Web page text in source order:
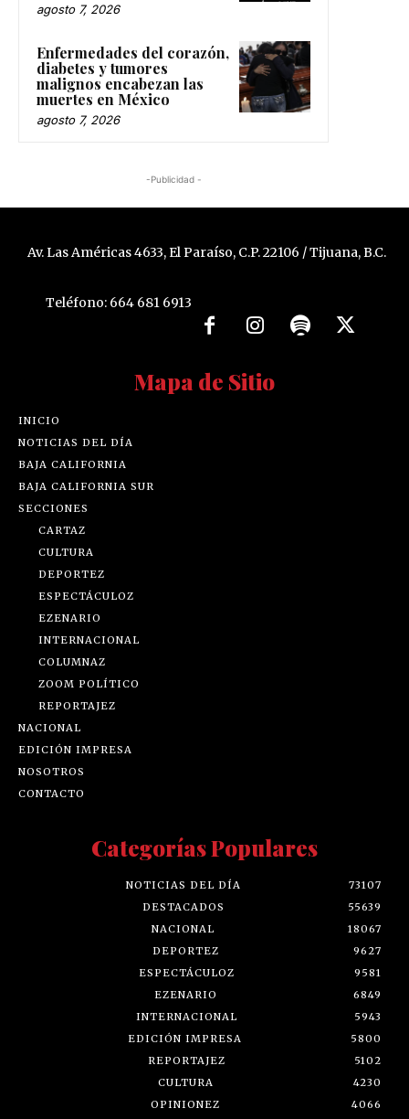
agosto 7, 2026
Enfermedades del corazón,
diabetes y tumores
malignos encabezan las
muertes en México
agosto 7, 2026
-Publicidad -
Av. Las Américas 4633, El Paraíso, C.P. 22106 / Tijuana, B.C.
Teléfono: 664 681 6913
Mapa de Sitio
INICIO
NOTICIAS DEL DÍA
BAJA CALIFORNIA
BAJA CALIFORNIA SUR
SECCIONES
CARTAZ
CULTURA
DEPORTEZ
ESPECTÁCULOZ
EZENARIO
INTERNACIONAL
COLUMNAZ
ZOOM POLÍTICO
REPORTAJEZ
NACIONAL
EDICIÓN IMPRESA
NOSOTROS
CONTACTO
Categorías Populares
NOTICIAS DEL DÍA
73107
DESTACADOS
55639
NACIONAL
18067
DEPORTEZ
9627
ESPECTÁCULOZ
9581
EZENARIO
6849
INTERNACIONAL
5943
EDICIÓN IMPRESA
5800
REPORTAJEZ
5102
CULTURA
4230
OPINIONEZ
4066